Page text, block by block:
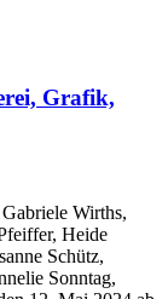
Grafik,
Wirths,
Heide
Schütz,
Sonntag,